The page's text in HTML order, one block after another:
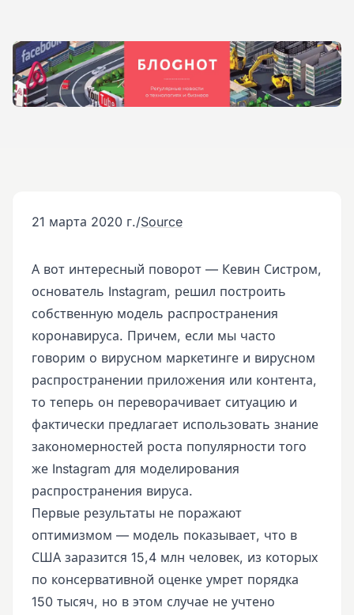
21 марта 2020 г./Source
А вот интересный поворот — Кевин Систром,
основатель Instagram, решил построить
собственную модель распространения
коронавируса. Причем, если мы часто
говорим о вирусном маркетинге и вирусном
распространении приложения или контента,
то теперь он переворачивает ситуацию и
фактически предлагает использовать знание
закономерностей роста популярности того
же Instagram для моделирования
распространения вируса.
Первые результаты не поражают
оптимизмом — модель показывает, что в
США заразится 15,4 млн человек, из которых
по консервативной оценке умрет порядка
150 тысяч, но в этом случае не учтено